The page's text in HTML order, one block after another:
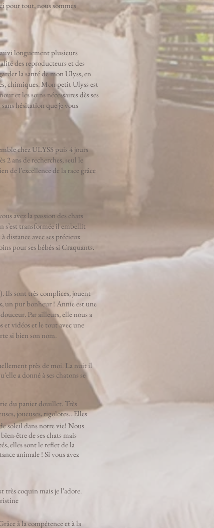
pour tout, nous sommes
longuement plusieurs
des reproducteurs et des
la santé de mon Ulyss, en
chimiques. Mon petit Ulyss est
et les soins nécessaires dès ses
hésitation que je vous
chez ULYSS puis 4 jours
ans de recherches, seul le
de l'excellence de la race grâce
avez la passion des chats
s’est transformée il embellit
avec ses précieux
pour ses bébés si Craquants.
Ils sont très complices, jouent
un pur bonheur ! Annie est une
Par ailleurs, elle nous a
et vidéos et le tout avec une
si bien son nom.
près de moi. La nuit il
a donné à ses chatons se
du panier douillet. Très
joueuses, rigolotes…Elles
soleil dans notre vie! Nous
être de ses chats mais
elles sont le reflet de la
animale ! Si vous avez
très coquin mais je l'adore.
à la compétence et à la